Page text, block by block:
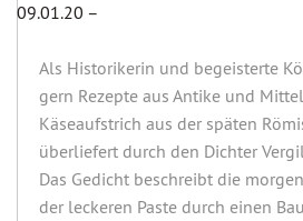
09.01.20 –
Als Historikerin und begeisterte
gern Rezepte aus Antike und
Käseaufstrich aus der späten
überliefert durch den Dichter Vergil
Das Gedicht beschreibt die
der leckeren Paste durch einen